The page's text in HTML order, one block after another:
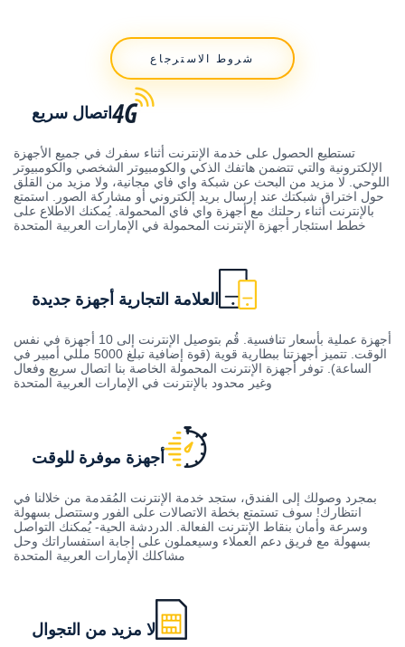
شروط الاسترجاع
اتصال سريع
تستطيع الحصول على خدمة الإنترنت أثناء سفرك في جميع الأجهزة
الإلكترونية والتي تتضمن هاتفك الذكي والكومبيوتر الشخصي والكومبيوتر
اللوحي. لا مزيد من البحث عن شبكة واي فاي مجانية، ولا مزيد من القلق
حول اختراق شبكتك عند إرسال بريد إلكتروني أو مشاركة الصور. استمتع
بالإنترنت أثناء رحلتك مع أجهزة واي فاي المحمولة. يُمكنك الاطلاع على
خطط استئجار أجهزة الإنترنت المحمولة في الإمارات العربية المتحدة
العلامة التجارية أجهزة جديدة
أجهزة عملية بأسعار تنافسية. قُم بتوصيل الإنترنت إلى 10 أجهزة في نفس
الوقت. تتميز أجهزتنا ببطارية قوية (قوة إضافية تبلغ 5000 مللي أمبير في
الساعة). توفر أجهزة الإنترنت المحمولة الخاصة بنا اتصال سريع وفعال
وغير محدود بالإنترنت في الإمارات العربية المتحدة
أجهزة موفرة للوقت
بمجرد وصولك إلى الفندق، ستجد خدمة الإنترنت المُقدمة من خلالنا في
انتظارك! سوف تستمتع بخطة الاتصالات على الفور وستتصل بسهولة
وسرعة وأمان بنقاط الإنترنت الفعالة. الدردشة الحية- يُمكنك التواصل
بسهولة مع فريق دعم العملاء وسيعملون على إجابة استفساراتك وحل
مشاكلك الإمارات العربية المتحدة
لا مزيد من التجوال